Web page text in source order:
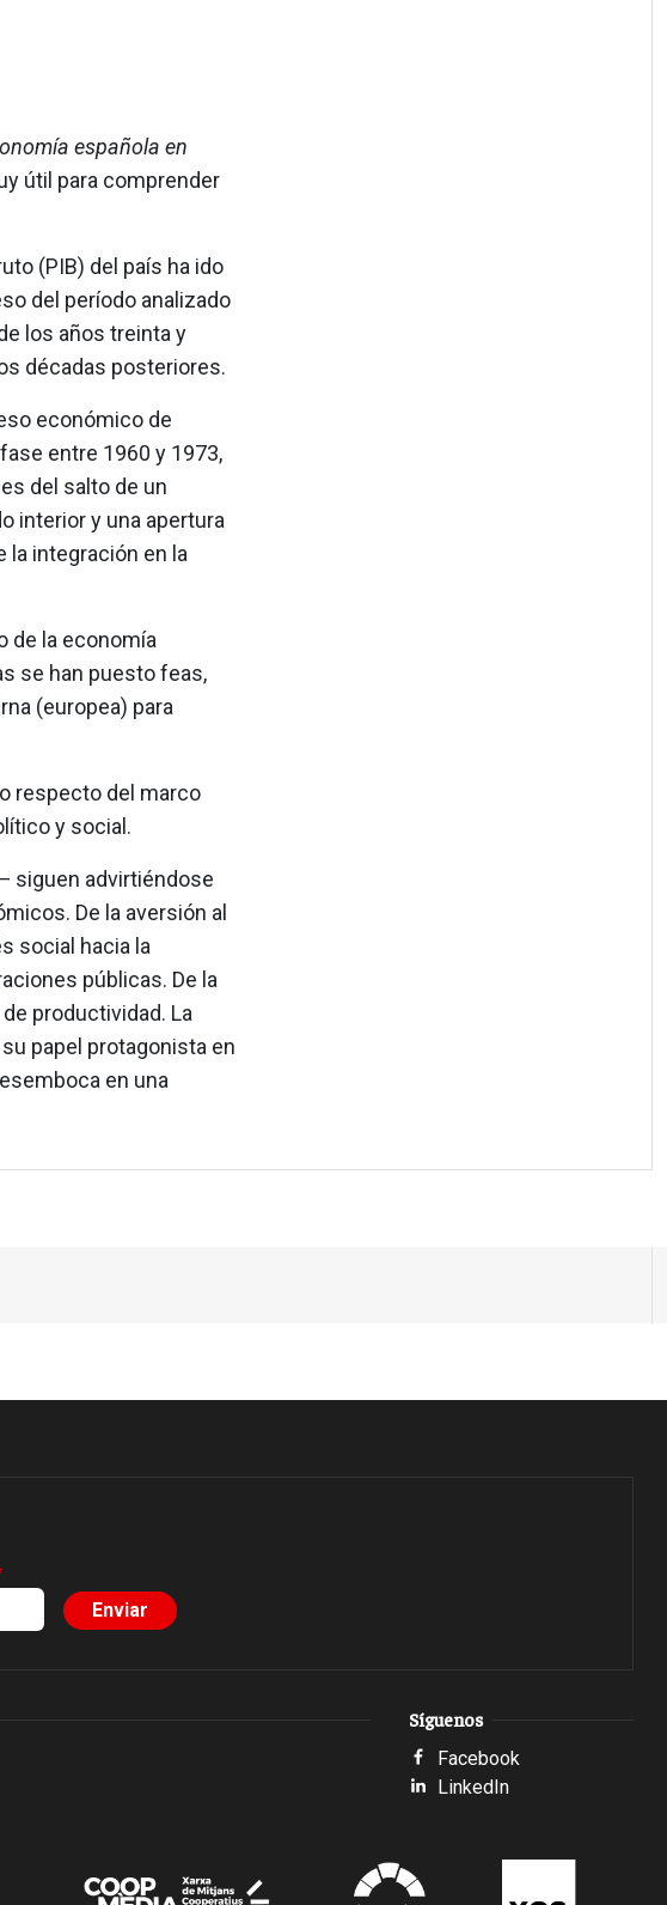
española en
útil para comprender
(PIB) del país ha ido
del período analizado
los años treinta y
décadas posteriores.
económico de
entre 1960 y 1973,
del salto de un
interior y una apertura
la integración en la
de la economía
se han puesto feas,
(europea) para
respecto del marco
y social.
siguen advirtiéndose
De la aversión al
social hacia la
públicas. De la
productividad. La
papel protagonista en
en una
Síguenos
Facebook
LinkedIn